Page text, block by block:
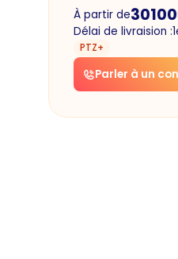
À partir de
Délai de livraision :
PTZ+
Parler à un